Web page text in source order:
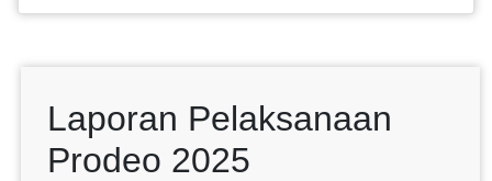
Laporan Pelaksanaan
Prodeo 2025